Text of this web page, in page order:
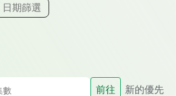
日期篩選
前往 新的優先